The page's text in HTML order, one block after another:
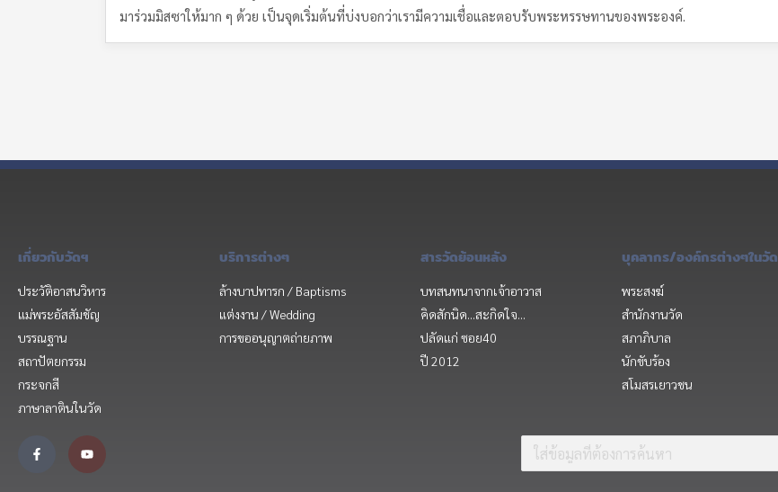
มาร่วมมิสซาให้มาก ๆ ด้วย เป็นจุดเริ่มต้นที่บ่งบอกว่าเรามีความเชื่อและตอบรับพระหรรษทานของพระองค์.
เกี่ยวกับวัดฯ
ประวัติอาสนวิหาร
แม่พระอัสสัมชัญ
บรรณฐาน
สถาปัตยกรรม
กระจกสี
ภาษาลาตินในวัด
บริการต่างๆ
ล้างบาปทารก / Baptisms
แต่งงาน / Wedding
การขออนุญาตถ่ายภาพ
สารวัดย้อนหลัง
บทสนทนาจากเจ้าอาวาส
คิดสักนิด...สะกิดใจ...
ปลัดแก่ ซอย40
ปี 2012
บุคลากร/องค์กรต่างๆในวัด
พระสงฆ์
สำนักงานวัด
สภาภิบาล
นักขับร้อง
สโมสรเยาวชน